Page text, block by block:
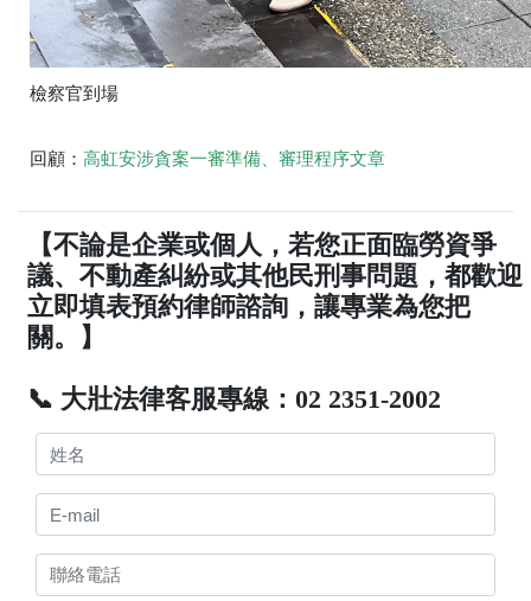
檢察官到場
回顧： 高虹安涉貪案一審準備、審理程序文章
【不論是企業或個人，若您正面臨勞資爭
議、不動產糾紛或其他民刑事問題，都歡迎
立即填表預約律師諮詢，讓專業為您把
關。】
📞 大壯法律客服專線：02 2351-2002